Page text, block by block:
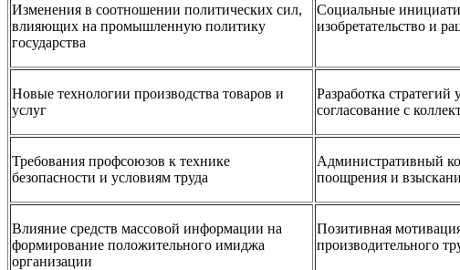
Изменения в соотношении политических сил,
влияющих на промышленную политику
государства
Социальные
изобретательство и
Новые технологии производства товаров и
услуг
Разработка стратегий
согласование с
Требования профсоюзов к технике
безопасности и условиям труда
Административный
поощрения и
Влияние средств массовой информации на
формирование положительного имиджа
организации
Позитивная
производительного